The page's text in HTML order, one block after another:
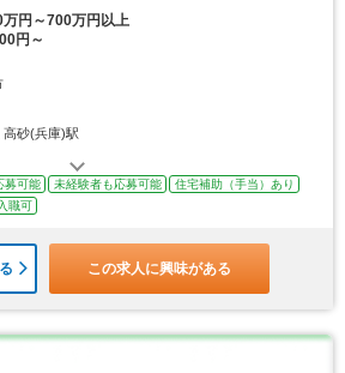
万円～700万円以上
円～
高砂(兵庫)駅
募可能 未経験者も応募可能
住宅補助（手当）あり
職可
この求人に興味がある